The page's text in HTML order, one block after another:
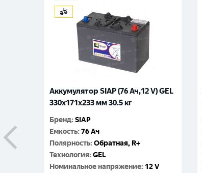
Аккумулятор SIAP (76 Ач,12 V) GEL
330x171x233 мм 30.5 кг
Бренд:SIAP
Емкость:76 Ач
Полярность:Обратная, R+
Технология:GEL
Номинальное напряжение: 12 V